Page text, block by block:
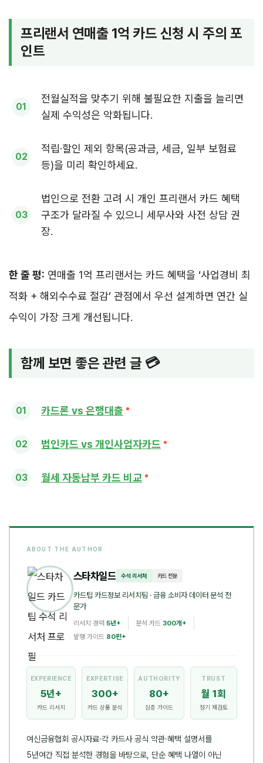
프리랜서 연매출 1억 카드 신청 시 주의 포
인트
전월실적을 맞추기 위해 불필요한 지출을 늘리면
실제 수익성은 악화됩니다.
적립·할인 제외 항목(공과금, 세금, 일부 보험료
등)을 미리 확인하세요.
법인으로 전환 고려 시 개인 프리랜서 카드 혜택
구조가 달라질 수 있으니 세무사와 사전 상담 권
장.
한 줄 평: 연매출 1억 프리랜서는 카드 혜택을 ‘사업경비 최
적화 + 해외수수료 절감’ 관점에서 우선 설계하면 연간 실
수익이 가장 크게 개선됩니다.
함께 보면 좋은 관련 글 💳
카드론 vs 은행대출
법인카드 vs 개인사업자카드
월세 자동납부 카드 비교
ABOUT THE AUTHOR
스타차일드 수석 리서처 카드 전문
카드팁 카드정보 리서치팀 · 금융 소비자 데이터 분석 전
문가
리서치 경력 5년+ 분석 카드 300개+
발행 가이드 80편+
EXPERIENCE
5년+
카드 리서치
EXPERTISE
300+
카드 상품 분석
AUTHORITY
80+
심층 가이드
TRUST
월 1회
정기 재검토
여신금융협회 공시자료·각 카드사 공식 약관·혜택 설명서를
5년여간 직접 분석한 경험을 바탕으로, 단순 혜택 나열이 아닌